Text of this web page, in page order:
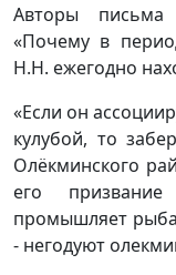
Авторы письма
«Почему в
Н.Н. ежегодно
«Если он
кулубой, то
Олёкминского
его
промышляет
- негодуют